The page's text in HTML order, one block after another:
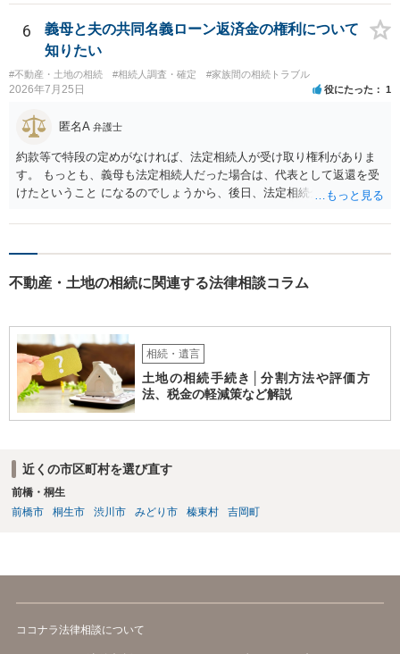
も相続権があります。つまり、孫５人に加えて「おじ又はおば」にも
相続権がある可能性があります。
6
義母と夫の共同名義ローン返済金の権利について
知りたい
#不動産・土地の相続 #相続人調査・確定 #家族間の相続トラブル
2026年7月25日 役にたった 1
匿名A 弁護士
約款等で特段の定めがなければ、法定相続人が受け取り権利がありま
す。 もっとも、義母も法定相続人だった場合は、代表として返還を受
けたということ になるのでしょうから、後日、法定相続分に基づいて
不動産・土地の相続に関連する法律相談コラム
相続・遺言
土地の相続手続き│分割方法や評価方
法、税金の軽減策など解説
近くの市区町村を選び直す
前橋・桐生
前橋市
桐生市 渋川市 みどり市 榛東村 吉岡町
ココナラ法律相談について